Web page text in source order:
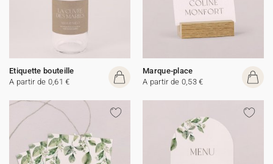
Etiquette bouteille
A partir de 0,61 €
Marque-place
A partir de 0,53 €